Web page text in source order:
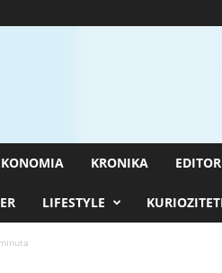
KRONIKA
LIFESTYLE